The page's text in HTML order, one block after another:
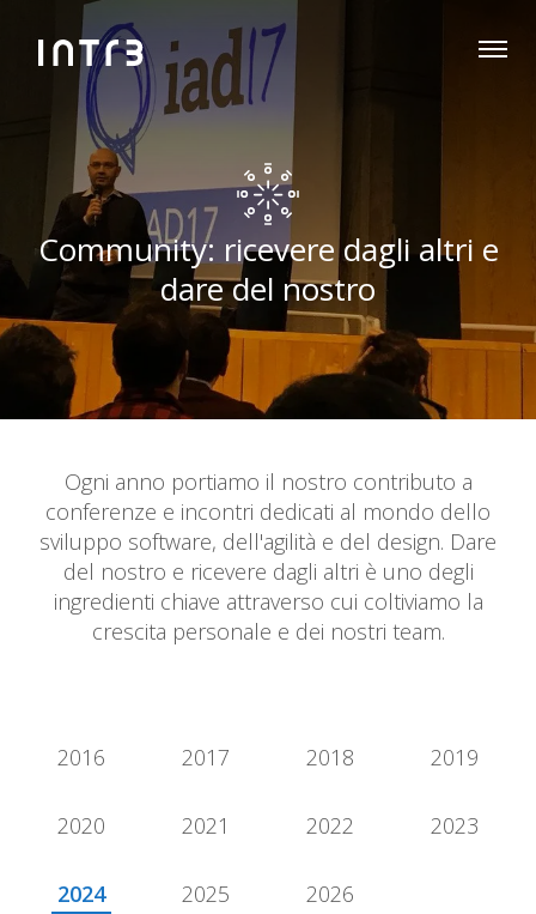
Community: ricevere dagli altri e
dare del nostro
Ogni anno portiamo il nostro contributo a
conferenze e incontri dedicati al mondo dello
sviluppo software, dell'agilità e del design. Dare
del nostro e ricevere dagli altri è uno degli
ingredienti chiave attraverso cui coltiviamo la
crescita personale e dei nostri team.
2016 2017 2018 2019
2020 2021 2022 2023
2024 2025 2026